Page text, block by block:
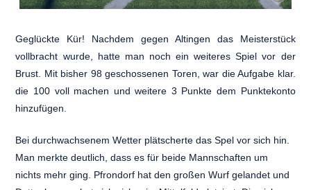
Geglückte Kür! Nachdem gegen Altingen das Meisterstück
vollbracht wurde, hatte man noch ein weiteres Spiel vor der
Brust. Mit bisher 98 geschossenen Toren, war die Aufgabe klar.
die 100 voll machen und weitere 3 Punkte dem Punktekonto
hinzufügen.
Bei durchwachsenem Wetter plätscherte das Spel vor sich hin.
Man merkte deutlich, dass es für beide Mannschaften um
nichts mehr ging. Pfrondorf hat den großen Wurf gelandet und